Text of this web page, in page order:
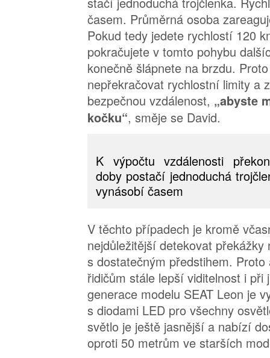
časem. Průměrná osoba
Pokud tedy jedete rychlostí 120
pokračujete v tomto pohybu
konečně šlápnete na brzdu.
nepřekračovat rychlostní limity a
bezpečnou vzdálenost, „abyste
kočku“, směje se David.
K výpočtu vzdálenosti
doby postačí jednoduchá
vynásobí časem
V těchto případech je kromě
nejdůležitější detekovat překážky
s dostatečným předstihem.
řidičům stále lepší viditelnost i
generace modelu SEAT Leon je
s diodami LED pro všechny
světlo je ještě jasnější a nabízí
oproti 50 metrům ve starších